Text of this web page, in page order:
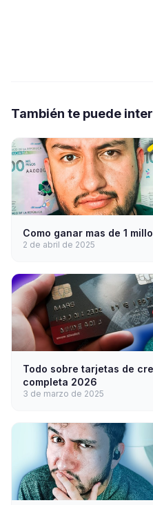
También te puede
Como ganar mas de 1
2 de abril de 2025
Todo sobre tarjetas de
completa 2026
3 de marzo de 2025